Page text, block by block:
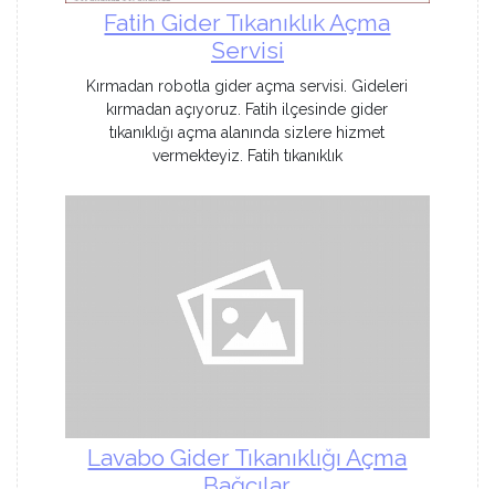
Fatih Gider Tıkanıklık Açma
Servisi
Kırmadan robotla gider açma servisi. Gideleri
kırmadan açıyoruz. Fatih ilçesinde gider
tıkanıklığı açma alanında sizlere hizmet
vermekteyiz. Fatih tıkanıklık
Lavabo Gider Tıkanıklığı Açma